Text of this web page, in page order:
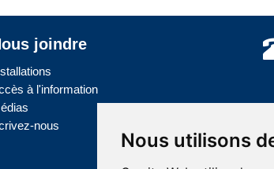
Nous utilisons
joindre
à l'information
nous